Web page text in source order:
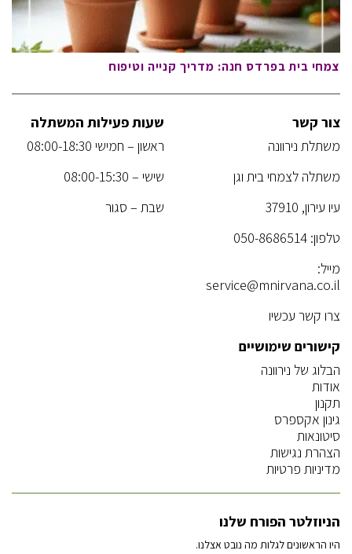
צמחי בית בפרדס חנה: מדריך קנייה וטיפוח
צור קשר
משתלת נירוונה
משתלה לצמחי בית וגן
עיו עירון, 37910
טלפון: 050-8686514
מייל:
service@mnirvana.co.il
צרו קשר עכשיו
שעות פעילות המשתלה
ראשון – חמישי 08:00-18:30
שישי – 08:00-15:30
שבת – סגור
קישורים שימושיים
הבלוג של נירוונה
אודות
תקנון
גינון אקספרס
סיטונאות
הצהרת נגישות
מדיניות פרטיות
הניוזלטר הפורח שלנו
היו הראשונים לגלות מה נובט אצלנו.